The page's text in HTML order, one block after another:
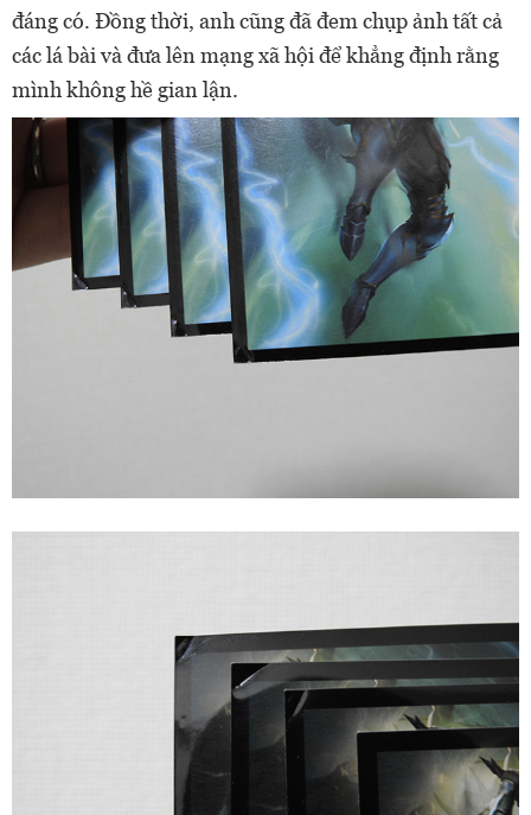
đáng có. Đồng thời, anh cũng đã đem chụp ảnh tất cả
các lá bài và đưa lên mạng xã hội để khẳng định rằng
mình không hề gian lận.